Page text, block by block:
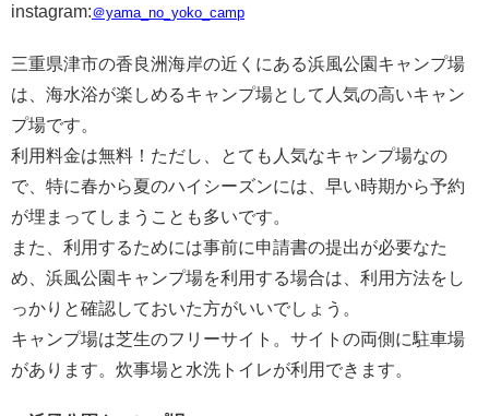
instagram:＠yama_no_yoko_camp
三重県津市の香良洲海岸の近くにある浜風公園キャンプ場
は、海水浴が楽しめるキャンプ場として人気の高いキャン
プ場です。
利用料金は無料！ただし、とても人気なキャンプ場なの
で、特に春から夏のハイシーズンには、早い時期から予約
が埋まってしまうことも多いです。
また、利用するためには事前に申請書の提出が必要なた
め、浜風公園キャンプ場を利用する場合は、利用方法をし
っかりと確認しておいた方がいいでしょう。
キャンプ場は芝生のフリーサイト。サイトの両側に駐車場
があります。炊事場と水洗トイレが利用できます。